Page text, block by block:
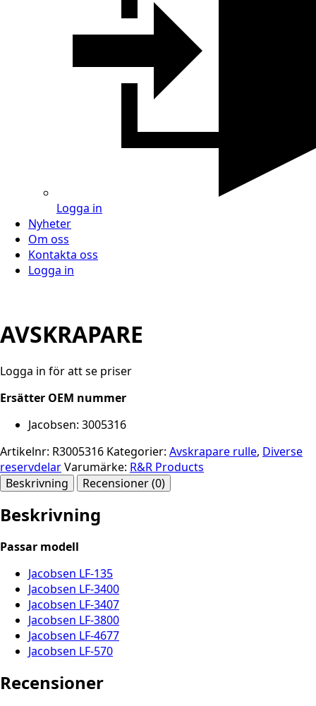
Logga in
Nyheter
Om oss
Kontakta oss
Logga in
AVSKRAPARE
Logga in för att se priser
Ersätter OEM nummer
Jacobsen: 3005316
Artikelnr: R3005316 Kategorier: Avskrapare rulle, Diverse
reservdelarVarumärke: R&R Products
Beskrivning
Recensioner (0)
Beskrivning
Passar modell
Jacobsen LF-135
Jacobsen LF-3400
Jacobsen LF-3407
Jacobsen LF-3800
Jacobsen LF-4677
Jacobsen LF-570
Recensioner